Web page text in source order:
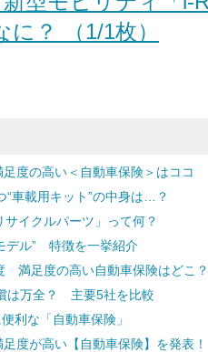
に？ （1/1枚）
度の高い＜自動車保険＞はココ
車載用キット”の中身は…？
イクルパーツ」って何？
デル” 特徴を一挙紹介
満足度の高い自動車保険はどこ？
は万全？ 主要5社を比較
利な「自動車保険」
度が高い【自動車保険】を発表！